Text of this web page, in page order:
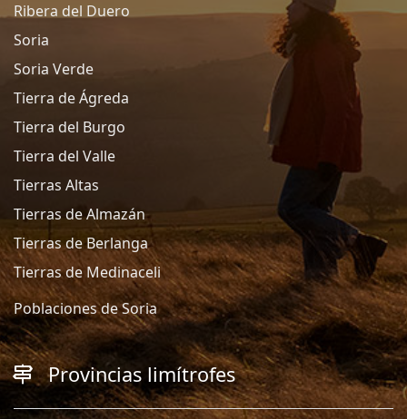
Ribera del Duero
Soria
Soria Verde
Tierra de Ágreda
Tierra del Burgo
Tierra del Valle
Tierras Altas
Tierras de Almazán
Tierras de Berlanga
Tierras de Medinaceli
Poblaciones de Soria
Provincias limítrofes